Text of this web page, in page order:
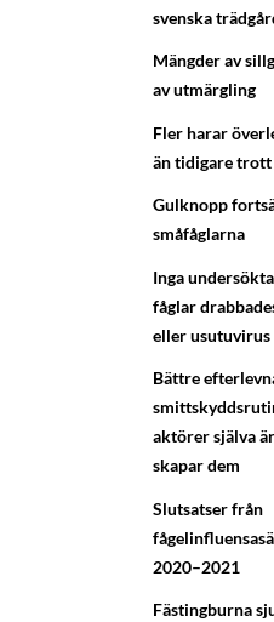
svenska
Mängder av
av utmärgling
Fler harar
än tidigare trott
Gulknopp
småfåglarna
Inga
fåglar
eller usutuvirus
Bättre
aktörer själva
skapar dem
Slutsatser från
2020–2021
Fästingburna